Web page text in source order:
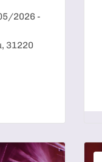
2026 -
31220